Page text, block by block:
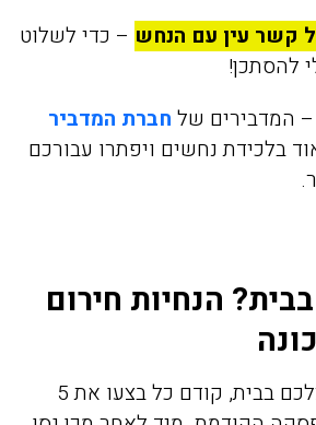
קשר עין עם הנחש – כדי לשלוט
להסתכן!
– המדבירים של חברת המדביר
בלכידת נחשים ויפתרו עבורכם
הנחיות חירום
אם הנחש נמצא אצלכם בבית, קודם כל בצעו את 5